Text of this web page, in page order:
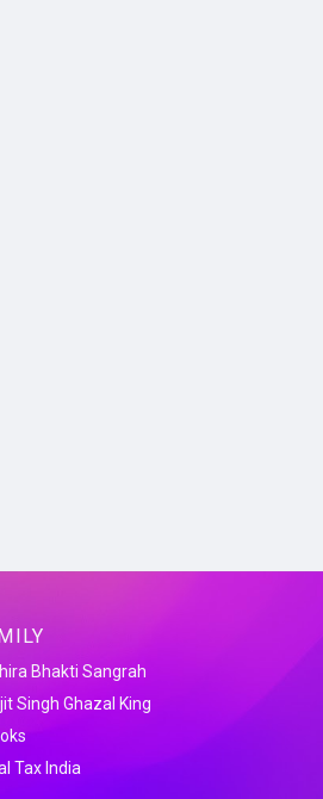
Bhakti Sangrah
Singh Ghazal King
Tax India